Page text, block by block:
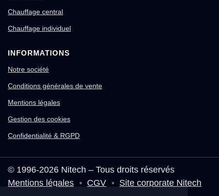
Chauffage central
Chauffage individuel
INFORMATIONS
Notre société
Conditions générales de vente
Mentions légales
Gestion des cookies
Confidentialité & RGPD
© 1996-2026 Nitech – Tous droits réservés
Mentions légales • CGV • Site corporate Nitech